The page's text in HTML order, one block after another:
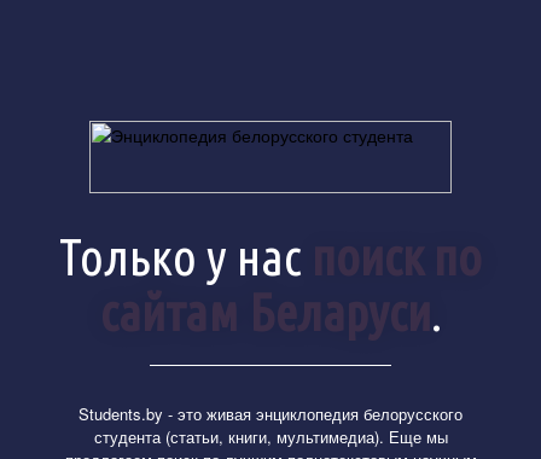
Только у насапдейт
базы ежедневно.
Students.by - это живая энциклопедия белорусского
студента (статьи, книги, мультимедиа). Еще мы